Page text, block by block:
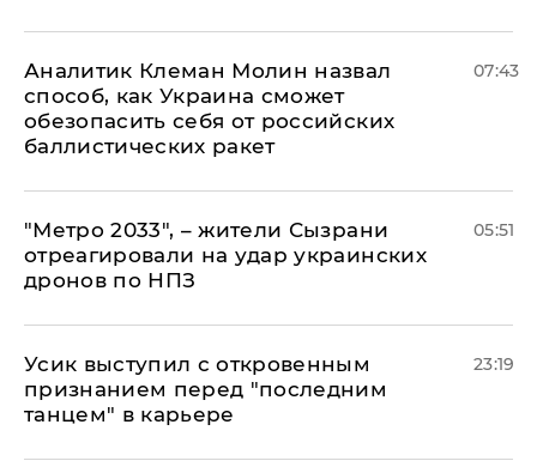
Аналитик Клеман Молин назвал
способ, как Украина сможет
обезопасить себя от российских
баллистических ракет
07:43
"Метро 2033", – жители Сызрани
отреагировали на удар украинских
дронов по НПЗ
05:51
Усик выступил с откровенным
признанием перед "последним
танцем" в карьере
23:19